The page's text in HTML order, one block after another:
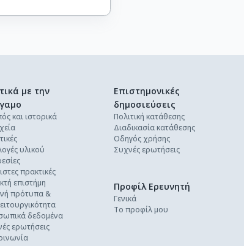
με την
και ιστορικά
υλικού
πρακτικές
επιστήμη
πρότυπα &
δεδομένα
ερωτήσεις
Επιστημονικές
δημοσιεύσεις
Πολιτική κατάθεσης
Διαδικασία κατάθεσης
Οδηγός χρήσης
Συχνές ερωτήσεις
Προφίλ Ερευνητή
Γενικά
Το προφίλ μου